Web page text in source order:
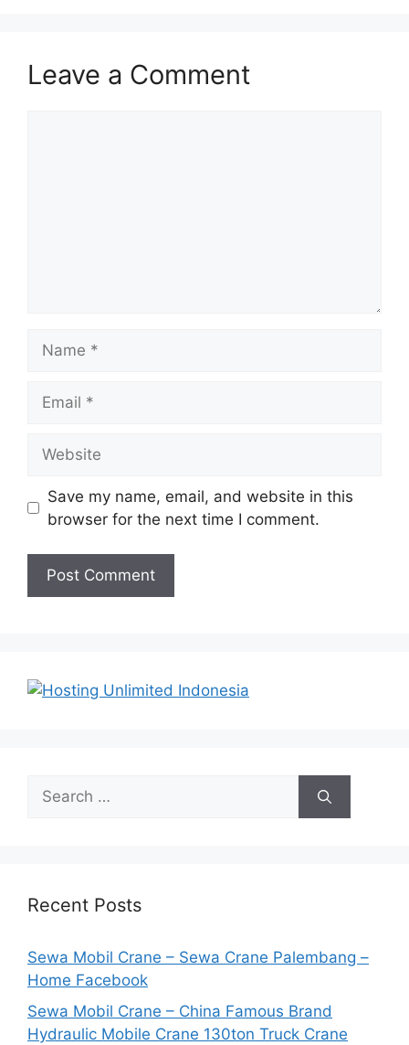
Leave a Comment
Save my name, email, and website in this
browser for the next time I comment.
Search
for:
Recent Posts
Sewa Mobil Crane – Sewa Crane Palembang –
Home Facebook
Sewa Mobil Crane – China Famous Brand
Hydraulic Mobile Crane 130ton Truck Crane